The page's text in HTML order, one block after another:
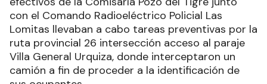
con el Comando Radioeléctrico Policial Las
Lomitas llevaban a cabo tareas preventivas por la
ruta provincial 26 intersección acceso al paraje
Villa General Urquiza, donde interceptaron un
camión a fin de proceder a la identificación de